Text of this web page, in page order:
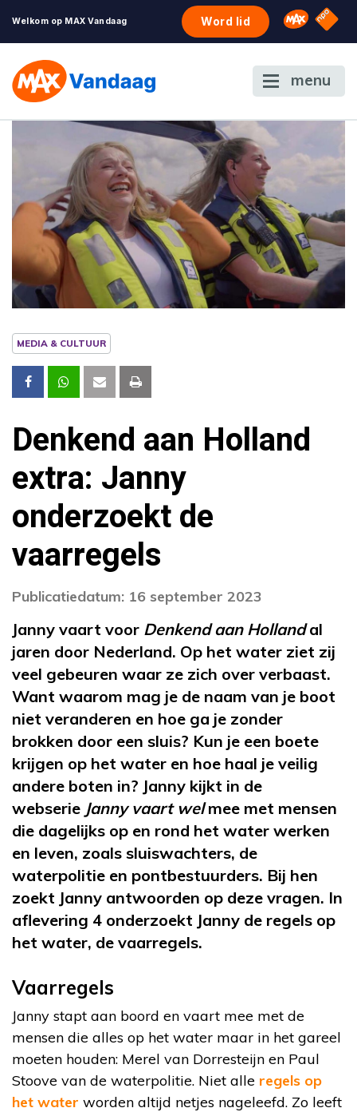
Welkom op MAX Vandaag Word lid Omroep
NPO
menu
MEDIA & CULTUUR
Denkend aan Holland
extra: Janny
onderzoekt de
vaarregels
Publicatiedatum: 16 september 2023
Janny vaart voor Denkend aan Hollandal
jaren door Nederland. Op het water ziet zij
veel gebeuren waar ze zich over verbaast.
Want waarom mag je de naam van je boot
niet veranderen en hoe ga je zonder
brokken door een sluis? Kun je een boete
krijgen op het water en hoe haal je veilig
andere boten in? Janny kijkt in de
webserie Janny vaart welmee met mensen
die dagelijks op en rond het water werken
en leven, zoals sluiswachters, de
waterpolitie en pontbestuurders. Bij hen
zoekt Janny antwoorden op deze vragen. In
aflevering 4 onderzoekt Janny de regels op
het water, de vaarregels.
Vaarregels
Janny stapt aan boord en vaart mee met de
mensen die alles op het water maar in het gareel
moeten houden: Merel van Dorresteijn en Paul
Stoove van de waterpolitie. Niet alle regels op
het water worden altijd netjes nageleefd. Zo leeft